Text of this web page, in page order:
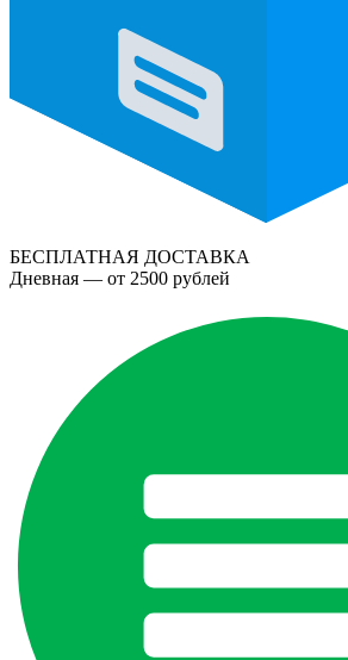
БЕСПЛАТНАЯ ДОСТАВКА
Дневная — от 2500 рублей